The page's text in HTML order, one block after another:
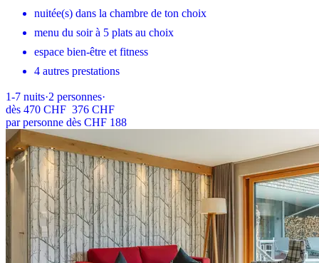
nuitée(s) dans la chambre de ton choix
menu du soir à 5 plats au choix
espace bien-être et fitness
4 autres prestations
1-7 nuits·2 personnes·
dès 470 CHF 376 CHF
par personne dès CHF 188